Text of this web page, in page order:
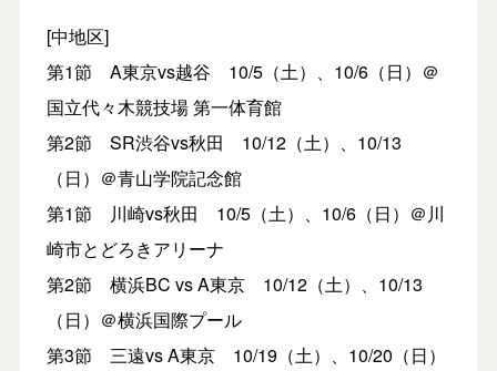
[中地区]
第1節 A東京vs越谷 10/5（土）、10/6（日）＠
国立代々木競技場 第一体育館
第2節 SR渋谷vs秋田 10/12（土）、10/13
（日）＠青山学院記念館
第1節 川崎vs秋田 10/5（土）、10/6（日）＠川
崎市とどろきアリーナ
第2節 横浜BC vs A東京 10/12（土）、10/13
（日）＠横浜国際プール
第3節 三遠vs A東京 10/19（土）、10/20（日）